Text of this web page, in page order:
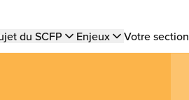
du SCFP Enjeux Votre